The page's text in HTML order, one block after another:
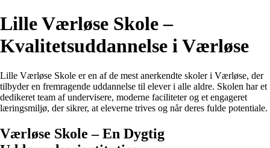
Lille Værløse Skole –
Kvalitetsuddannelse i Værløse
Lille Værløse Skole er en af de mest anerkendte skoler i Værløse, der
tilbyder en fremragende uddannelse til elever i alle aldre. Skolen har et
dedikeret team af undervisere, moderne faciliteter og et engageret
læringsmiljø, der sikrer, at eleverne trives og når deres fulde potentiale.
Værløse Skole – En Dygtig